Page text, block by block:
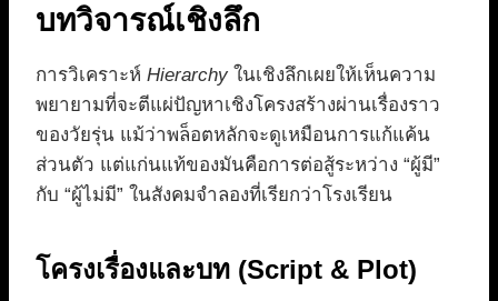
บทวิจารณ์เชิงลึก
การวิเคราะห์ Hierarchy ในเชิงลึกเผยให้เห็นความ
พยายามที่จะตีแผ่ปัญหาเชิงโครงสร้างผ่านเรื่องราว
ของวัยรุ่น แม้ว่าพล็อตหลักจะดูเหมือนการแก้แค้น
ส่วนตัว แต่แก่นแท้ของมันคือการต่อสู้ระหว่าง “ผู้มี”
กับ “ผู้ไม่มี” ในสังคมจำลองที่เรียกว่าโรงเรียน
โครงเรื่องและบท (Script & Plot)